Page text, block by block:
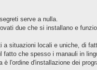
serve a nulla.
due che si installano e
situazioni locali e uniche, di
che spesso i manauli in
l'ordine d'installazione dei